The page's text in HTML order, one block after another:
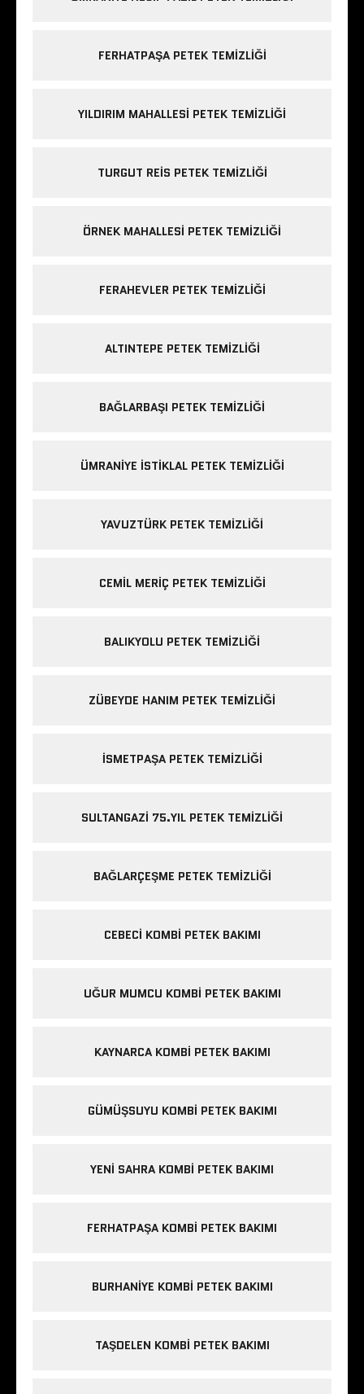
FERHATPAŞA PETEK TEMIZLIĞI
YILDIRIM MAHALLESI PETEK TEMIZLIĞI
TURGUT REIS PETEK TEMIZLIĞI
ÖRNEK MAHALLESI PETEK TEMIZLIĞI
FERAHEVLER PETEK TEMIZLIĞI
ALTINTEPE PETEK TEMIZLIĞI
BAĞLARBAŞI PETEK TEMIZLIĞI
ÜMRANIYE ISTIKLAL PETEK TEMIZLIĞI
YAVUZTÜRK PETEK TEMIZLIĞI
CEMIL MERIÇ PETEK TEMIZLIĞI
BALIKYOLU PETEK TEMIZLIĞI
ZÜBEYDE HANIM PETEK TEMIZLIĞI
ISMETPAŞA PETEK TEMIZLIĞI
SULTANGAZI 75.YIL PETEK TEMIZLIĞI
BAĞLARÇEŞME PETEK TEMIZLIĞI
CEBECI KOMBI PETEK BAKIMI
UĞUR MUMCU KOMBI PETEK BAKIMI
KAYNARCA KOMBI PETEK BAKIMI
GÜMÜŞSUYU KOMBI PETEK BAKIMI
YENI SAHRA KOMBI PETEK BAKIMI
FERHATPAŞA KOMBI PETEK BAKIMI
BURHANIYE KOMBI PETEK BAKIMI
TAŞDELEN KOMBI PETEK BAKIMI